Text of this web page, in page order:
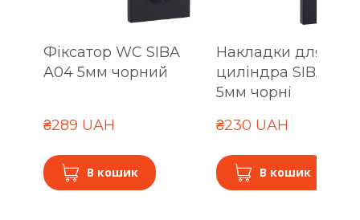
Фіксатор WC SIBA
A04 5мм чорний
₴289 UAH
В кошик
Накладки для
циліндра SIBA A04
5мм чорні
₴230 UAH
В кошик